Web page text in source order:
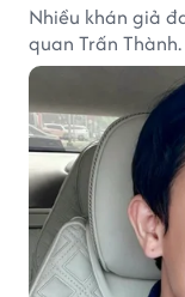
Nhiều khán giả
quan Trấn Thành.